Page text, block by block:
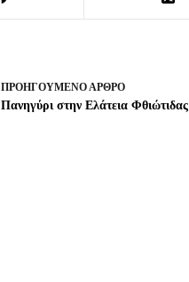
ΠΡΟΗΓΟΎΜΕΝΟ ΆΡΘΡΟ
Πανηγύρι στην Ελάτεια Φθιώτιδας